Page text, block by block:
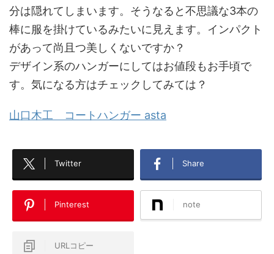
分は隠れてしまいます。そうなると不思議な3本の
棒に服を掛けているみたいに見えます。インパクト
があって尚且つ美しくないですか？
デザイン系のハンガーにしてはお値段もお手頃で
す。気になる方はチェックしてみては？
山口木工 コートハンガー asta
Twitter Share
Pinterest note
URLコピー